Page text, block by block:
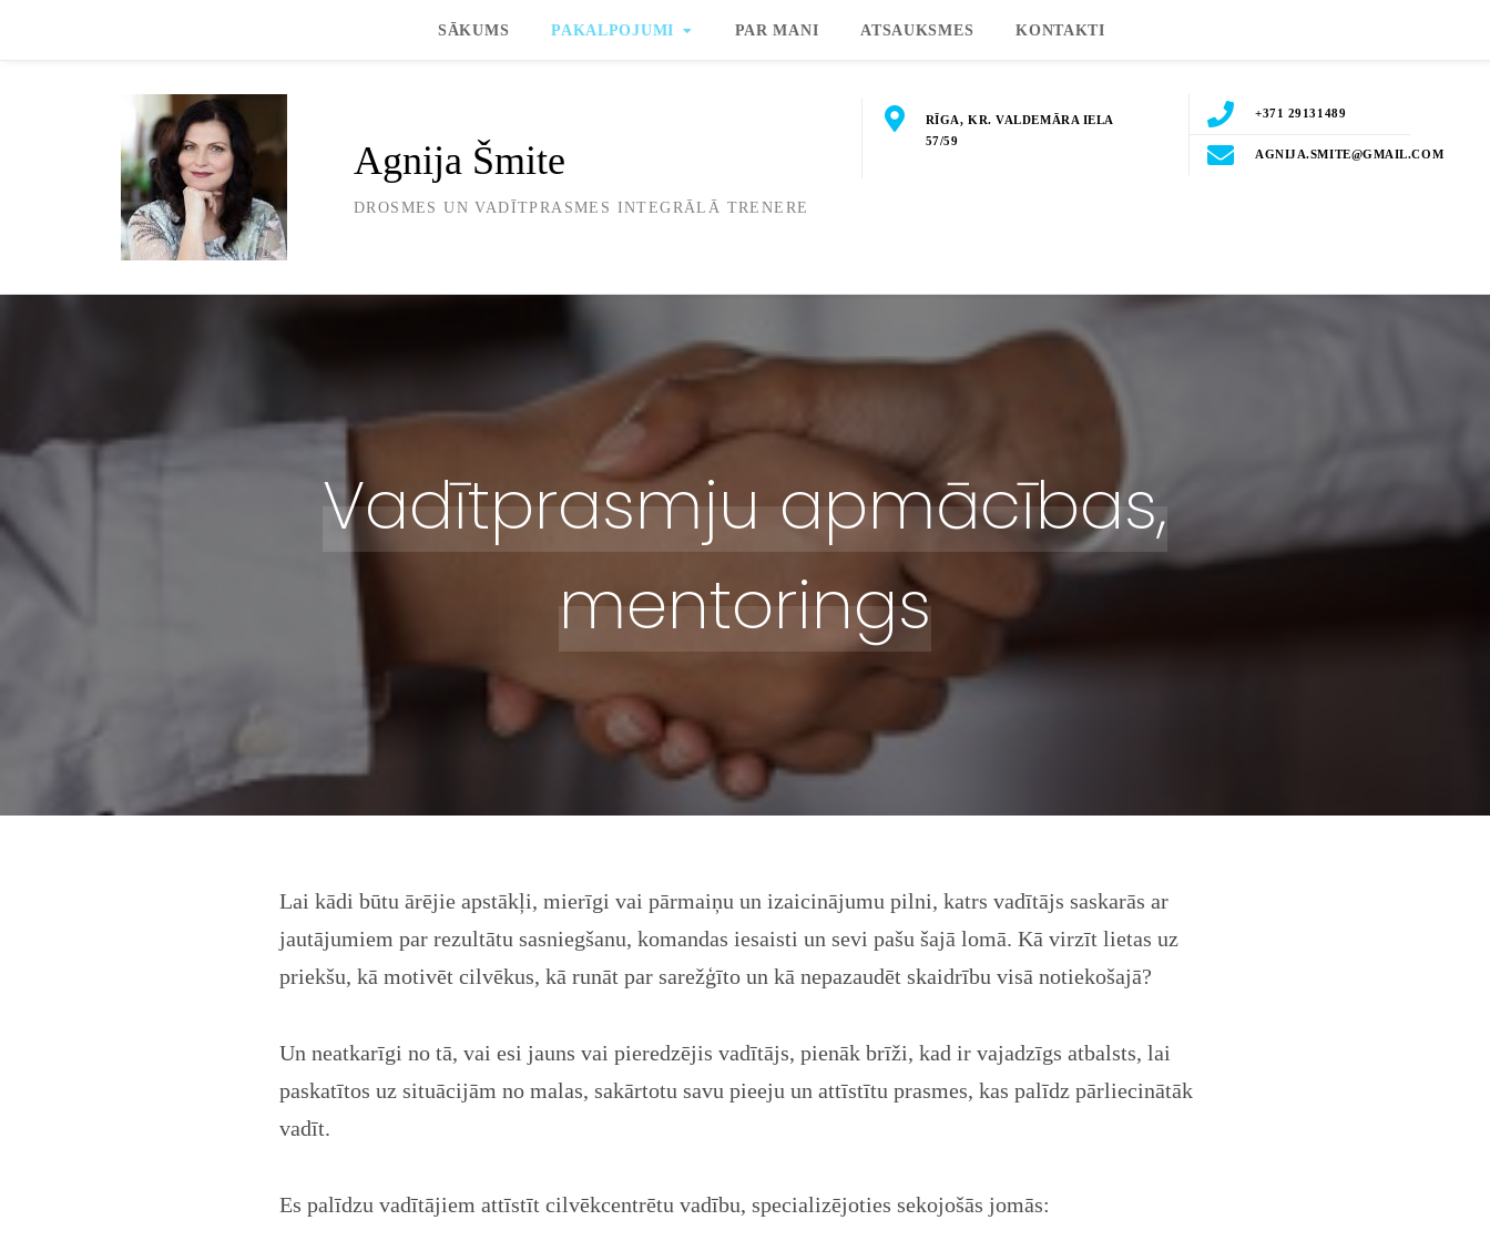
Agnija Šmite
DROSMES UN VADĪTPRASMES INTEGRĀLĀ TRENERE
RĪGA, KR. VALDEMĀRA IELA
57/59
+371 29131489
AGNIJA.SMITE@GMAIL.COM
SĀKUMS PAKALPOJUMI PAR MANI ATSAUKSMES KONTAKTI
Vadītprasmju apmācības,
mentorings
Lai kādi būtu ārējie apstākļi, mierīgi vai pārmaiņu un izaicinājumu pilni, katrs vadītājs saskarās ar
jautājumiem par rezultātu sasniegšanu, komandas iesaisti un sevi pašu šajā lomā. Kā virzīt lietas uz
priekšu, kā motivēt cilvēkus, kā runāt par sarežģīto un kā nepazaudēt skaidrību visā notiekošajā?
Un neatkarīgi no tā, vai esi jauns vai pieredzējis vadītājs, pienāk brīži, kad ir vajadzīgs atbalsts, lai
paskatītos uz situācijām no malas, sakārtotu savu pieeju un attīstītu prasmes, kas palīdz pārliecinātāk
vadīt.
Es palīdzu vadītājiem attīstīt cilvēkcentrētu vadību, specializējoties sekojošās jomās: